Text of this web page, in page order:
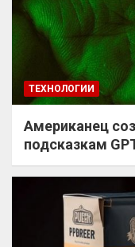
ТЕХНОЛОГИИ
Американец
подсказкам